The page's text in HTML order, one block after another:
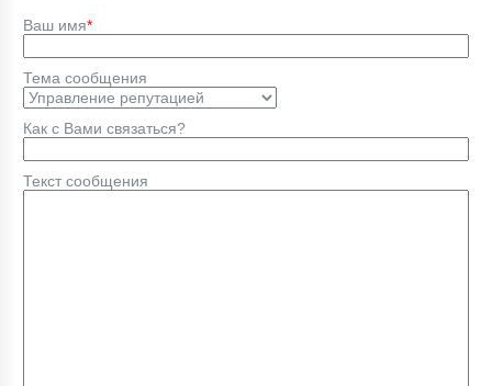
Ваш имя*
Тема сообщения
Как с Вами связаться?
Текст сообщения